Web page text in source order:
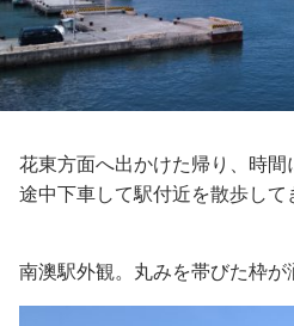
花東方面へ出かけた帰り、時
途中下車して駅付近を散歩して
南澳駅外観。丸みを帯びた枠が